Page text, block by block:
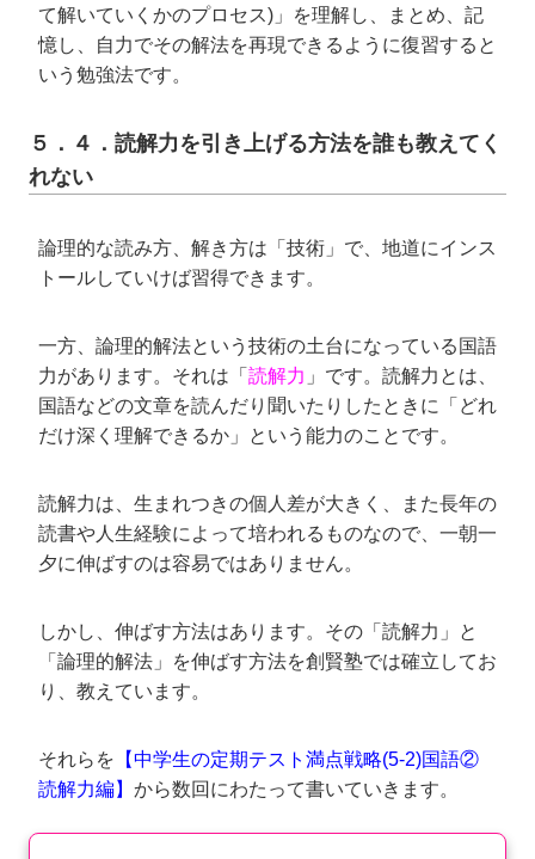
て解いていくかのプロセス)」を理解し、まとめ、記
憶し、自力でその解法を再現できるように復習すると
いう勉強法です。
５．４．読解力を引き上げる方法を誰も教えてく
れない
論理的な読み方、解き方は「技術」で、地道にインス
トールしていけば習得できます。
一方、論理的解法という技術の土台になっている国語
力があります。それは「 読解力 」です。読解力とは、
国語などの文章を読んだり聞いたりしたときに「どれ
だけ深く理解できるか」という能力のことです。
読解力は、生まれつきの個人差が大きく、また長年の
読書や人生経験によって培われるものなので、一朝一
夕に伸ばすのは容易ではありません。
しかし、伸ばす方法はあります。その「読解力」と
「論理的解法」を伸ばす方法を創賢塾では確立してお
り、教えています。
それらを 【中学生の定期テスト満点戦略(5-2)国語②
読解力編】 から数回にわたって書いていきます。